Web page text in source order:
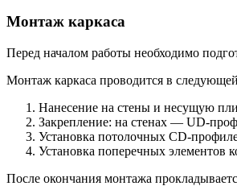
Монтаж каркаса
Перед началом работы необходимо
Монтаж каркаса проводится в
Нанесение на стены и несущую
Закрепление: на стенах — UD-
Установка потолочных СD-
Установка поперечных элементов
После окончания монтажа